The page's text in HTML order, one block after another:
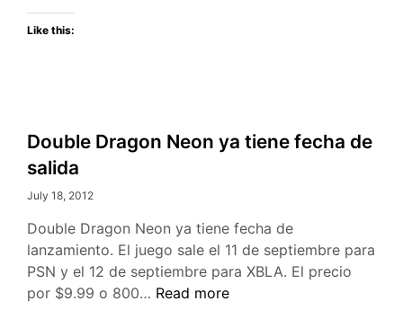
Like this:
Double Dragon Neon ya tiene fecha de
salida
July 18, 2012
Double Dragon Neon ya tiene fecha de
lanzamiento. El juego sale el 11 de septiembre para
PSN y el 12 de septiembre para XBLA. El precio
por $9.99 o 800… Double
Read more